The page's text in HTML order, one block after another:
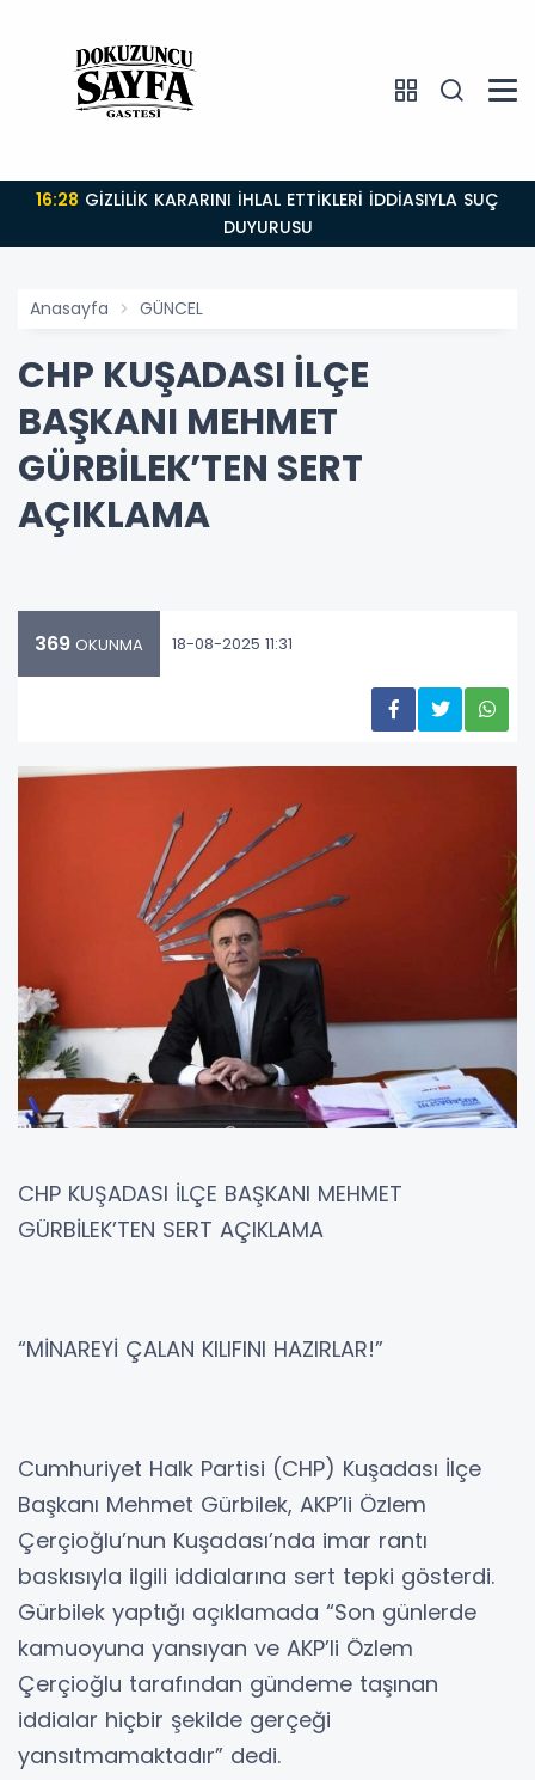
16:28
DUYURUSU
Anasayfa GÜNCEL
CHP KUŞADASI İLÇE
BAŞKANI MEHMET
GÜRBİLEK’TEN SERT
AÇIKLAMA
369 OKUNMA 18-08-2025 11:31
CHP KUŞADASI İLÇE BAŞKANI MEHMET
GÜRBİLEK’TEN SERT AÇIKLAMA
“MİNAREYİ ÇALAN KILIFINI HAZIRLAR!”
Cumhuriyet Halk Partisi (CHP) Kuşadası İlçe
Başkanı Mehmet Gürbilek, AKP’li Özlem
Çerçioğlu’nun Kuşadası’nda imar rantı
baskısıyla ilgili iddialarına sert tepki gösterdi.
Gürbilek yaptığı açıklamada “Son günlerde
kamuoyuna yansıyan ve AKP’li Özlem
Çerçioğlu tarafından gündeme taşınan
iddialar hiçbir şekilde gerçeği
yansıtmamaktadır” dedi.